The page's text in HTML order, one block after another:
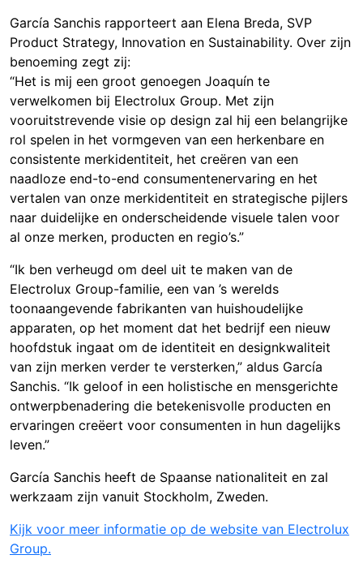
García Sanchis rapporteert aan Elena Breda, SVP
Product Strategy, Innovation en Sustainability. Over zijn
benoeming zegt zij:
“Het is mij een groot genoegen Joaquín te
verwelkomen bij Electrolux Group. Met zijn
vooruitstrevende visie op design zal hij een belangrijke
rol spelen in het vormgeven van een herkenbare en
consistente merkidentiteit, het creëren van een
naadloze end-to-end consumentenervaring en het
vertalen van onze merkidentiteit en strategische pijlers
naar duidelijke en onderscheidende visuele talen voor
al onze merken, producten en regio’s.”
“Ik ben verheugd om deel uit te maken van de
Electrolux Group-familie, een van ’s werelds
toonaangevende fabrikanten van huishoudelijke
apparaten, op het moment dat het bedrijf een nieuw
hoofdstuk ingaat om de identiteit en designkwaliteit
van zijn merken verder te versterken,” aldus García
Sanchis. “Ik geloof in een holistische en mensgerichte
ontwerpbenadering die betekenisvolle producten en
ervaringen creëert voor consumenten in hun dagelijks
leven.”
García Sanchis heeft de Spaanse nationaliteit en zal
werkzaam zijn vanuit Stockholm, Zweden.
Kijk voor meer informatie op de website van Electrolux
Group.